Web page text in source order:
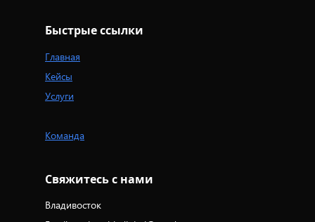
Быстрые ссылки
Главная
Кейсы
Услуги
Команда
Свяжитесь с нами
Владивосток